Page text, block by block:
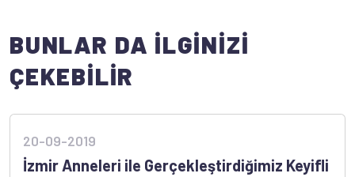
BUNLAR DA İLGİNİZİ
ÇEKEBİLİR
20-09-2019
İzmir Anneleri ile Gerçekleştirdiğimiz Keyifli